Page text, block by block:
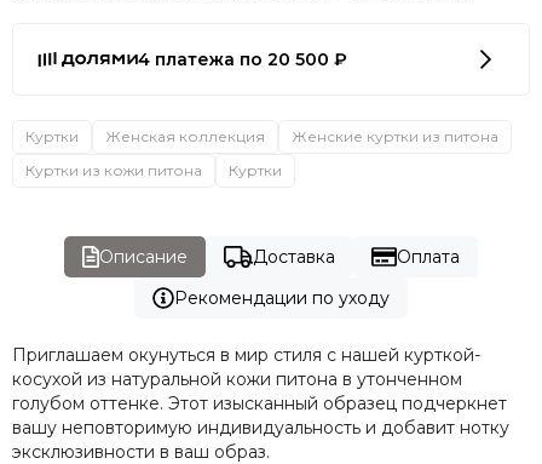
4 платежа по 20 500 ₽
Куртки Женская коллекция
Женские куртки из питона
Куртки из кожи питона
Куртки
Описание Доставка
Оплата
Рекомендации по уходу
Приглашаем окунуться в мир стиля с нашей курткой-
косухой из натуральной кожи питона в утонченном
голубом оттенке. Этот изысканный образец подчеркнет
вашу неповторимую индивидуальность и добавит нотку
эксклюзивности в ваш образ.